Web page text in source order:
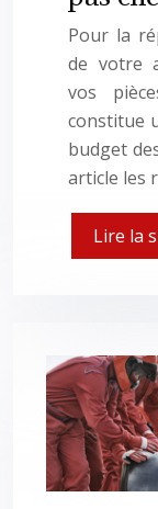
Pour la
de votre
vos
constitue
budget
article les
Lire la